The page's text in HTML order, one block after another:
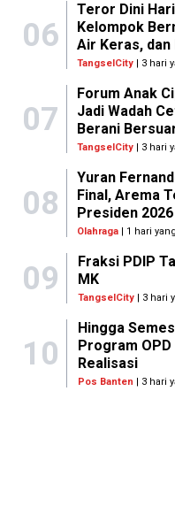
06
Teror Dini
Kelompok
Air Keras,
TangselCity | 3 hari
07
Forum Anak
Jadi Wadah
Berani
TangselCity | 3 hari
08
Yuran
Final, Arema
Presiden 2026
Olahraga | 1 hari
09
Fraksi PDIP
MK
TangselCity| 3 hari
10
Hingga
Program
Realisasi
Pos Banten | 3 hari